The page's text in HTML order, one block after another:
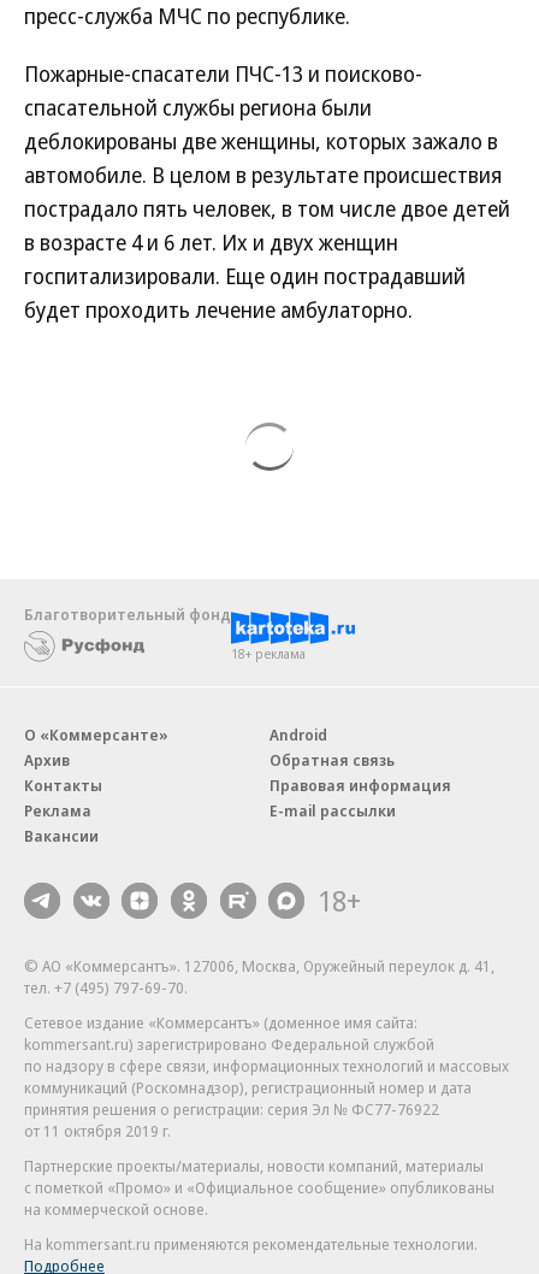
пресс-служба МЧС по республике.
Пожарные-спасатели ПЧС-13 и поисково-
спасательной службы региона были
деблокированы две женщины, которых зажало в
автомобиле. В целом в результате происшествия
пострадало пять человек, в том числе двое детей
в возрасте 4 и 6 лет. Их и двух женщин
госпитализировали. Еще один пострадавший
будет проходить лечение амбулаторно.
Благотворительный фонд
18+ реклама
О «Коммерсанте»
Архив
Контакты
Реклама
Вакансии
Android
Обратная связь
Правовая информация
E-mail рассылки
18+
© АО «Коммерсантъ». 127006, Москва, Оружейный переулок д. 41,
тел. +7 (495) 797-69-70.
Сетевое издание «Коммерсантъ» (доменное имя сайта:
kommersant.ru) зарегистрировано Федеральной службой
по надзору в сфере связи, информационных технологий и массовых
коммуникаций (Роскомнадзор), регистрационный номер и дата
принятия решения о регистрации: серия Эл № ФС77-76922
от 11 октября 2019 г.
Партнерские проекты/материалы, новости компаний, материалы
с пометкой «Промо» и «Официальное сообщение» опубликованы
на коммерческой основе.
На kommersant.ru применяются рекомендательные технологии.
Подробнее